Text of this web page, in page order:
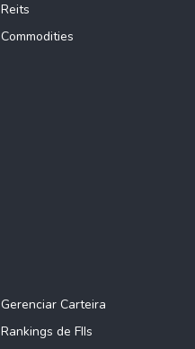
Reits
Commodities
Gerenciar Carteira
Rankings de FIIs